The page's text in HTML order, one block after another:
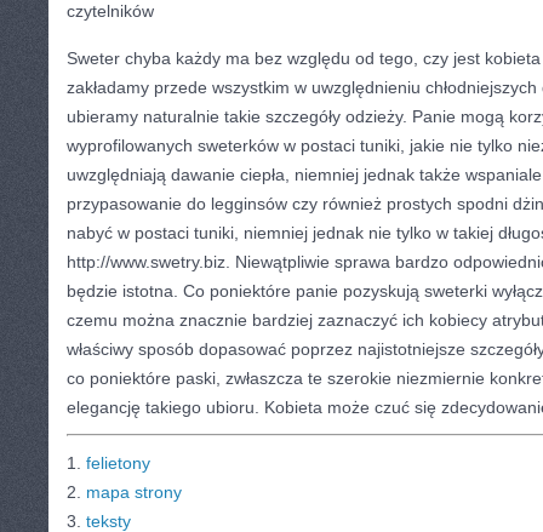
czytelników
Sweter chyba każdy ma bez względu od tego, czy jest
zakładamy przede wszystkim w uwzględnieniu
ubieramy naturalnie takie szczegóły odzieży. Panie mogą
wyprofilowanych sweterków w postaci tuniki, jakie nie tylko
uwzględniają dawanie ciepła, niemniej jednak także
przypasowanie do legginsów czy również prostych spodni
nabyć w postaci tuniki, niemniej jednak nie tylko w takiej
http://www.swetry.biz. Niewątpliwie sprawa bardzo
będzie istotna. Co poniektóre panie pozyskują sweterki
czemu można znacznie bardziej zaznaczyć ich kobiecy
właściwy sposób dopasować poprzez najistotniejsze
co poniektóre paski, zwłaszcza te szerokie niezmiernie
elegancję takiego ubioru. Kobieta może czuć się
1. felietony
2. mapa strony
3. teksty